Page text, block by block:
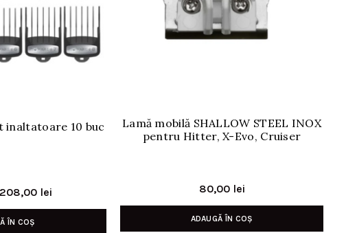
inaltatoare 10 buc
Prețul
208,00 leiPrețul
curent
ÎN COȘ
Lamă mobilă SHALLOW STEEL INOX
pentru Hitter, X-Evo, Cruiser
80,00 lei
ADAUGĂ ÎN COȘ